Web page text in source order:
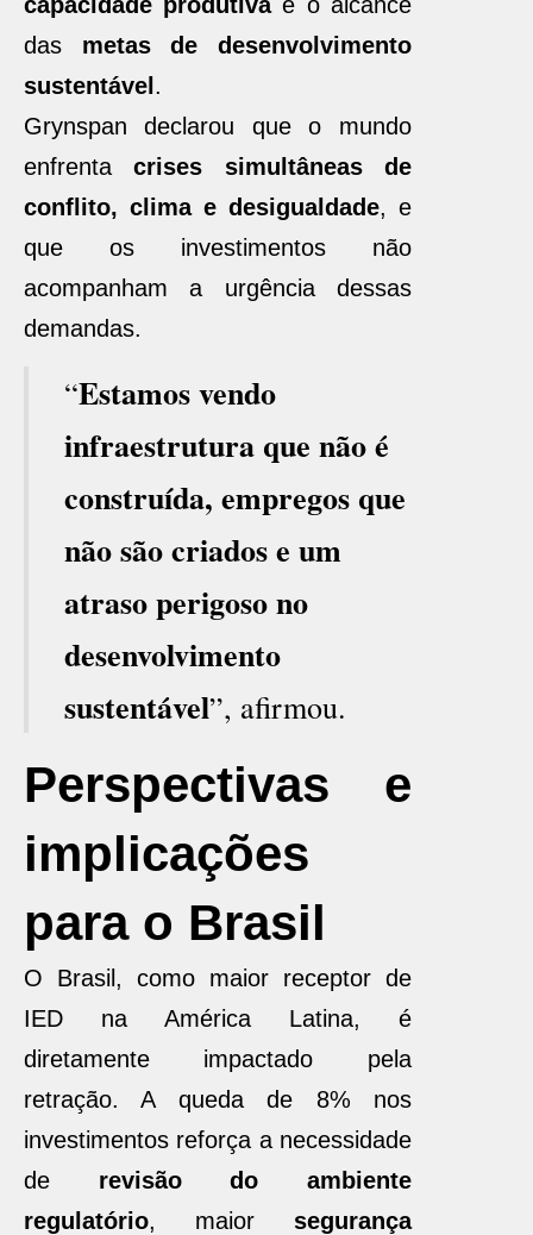
das metas de desenvolvimento
sustentável .
Grynspan declarou que o mundo
enfrentacrises simultâneas de
conflito, clima e desigualdade, e
que os investimentos não
acompanham a urgência dessas
demandas.
“Estamos vendo
infraestrutura que não é
construída, empregos que
não são criados e um
atraso perigoso no
desenvolvimento
sustentável”, afirmou.
Perspectivas e
implicações
para o Brasil
O Brasil, como maior receptor de
IED na América Latina, é
diretamente impactado pela
retração. A queda de 8% nos
investimentos reforça a necessidade
de revisão do ambiente
regulatório, maior segurança